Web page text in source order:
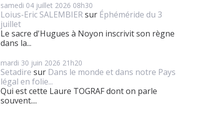
samedi 04 juillet 2026 08h30
Loius-Eric SALEMBIERsur Éphéméride du 3
juillet
Le sacre d'Hugues à Noyon inscrivit son règne
dans la...
mardi 30 juin 2026 21h20
Setadire sur Dans le monde et dans notre Pays
légal en folie...
Qui est cette Laure TOGRAF dont on parle
souvent....